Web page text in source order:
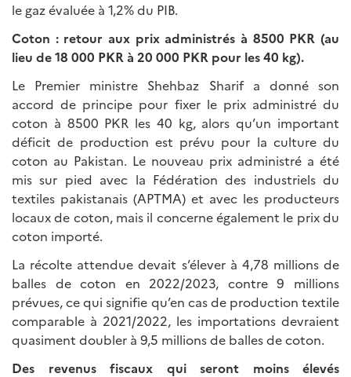
le gaz évaluée à 1,2% du PIB.
Coton : retour aux prix administrés à 8500 PKR (au
lieu de 18 000 PKR à 20 000 PKR pour les 40 kg).
Le Premier ministre Shehbaz Sharif a donné son
accord de principe pour fixer le prix administré du
coton à 8500 PKR les 40 kg, alors qu’un important
déficit de production est prévu pour la culture du
coton au Pakistan. Le nouveau prix administré a été
mis sur pied avec la Fédération des industriels du
textiles pakistanais (APTMA) et avec les producteurs
locaux de coton, mais il concerne également le prix du
coton importé.
La récolte attendue devait s’élever à 4,78 millions de
balles de coton en 2022/2023, contre 9 millions
prévues, ce qui signifie qu’en cas de production textile
comparable à 2021/2022, les importations devraient
quasiment doubler à 9,5 millions de balles de coton.
Des revenus fiscaux qui seront moins élevés